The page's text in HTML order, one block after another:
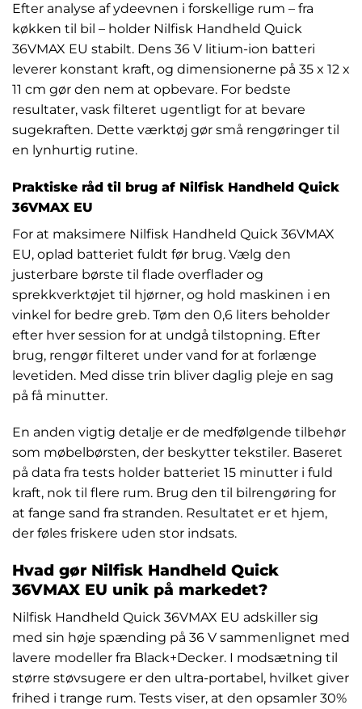
Efter analyse af ydeevnen i forskellige rum – fra
køkken til bil – holder Nilfisk Handheld Quick
36VMAX EU stabilt. Dens 36 V litium-ion batteri
leverer konstant kraft, og dimensionerne på 35 x 12 x
11 cm gør den nem at opbevare. For bedste
resultater, vask filteret ugentligt for at bevare
sugekraften. Dette værktøj gør små rengøringer til
en lynhurtig rutine.
Praktiske råd til brug af Nilfisk Handheld Quick
36VMAX EU
For at maksimere Nilfisk Handheld Quick 36VMAX
EU, oplad batteriet fuldt før brug. Vælg den
justerbare børste til flade overflader og
sprekkverktøjet til hjørner, og hold maskinen i en
vinkel for bedre greb. Tøm den 0,6 liters beholder
efter hver session for at undgå tilstopning. Efter
brug, rengør filteret under vand for at forlænge
levetiden. Med disse trin bliver daglig pleje en sag
på få minutter.
En anden vigtig detalje er de medfølgende tilbehør
som møbelbørsten, der beskytter tekstiler. Baseret
på data fra tests holder batteriet 15 minutter i fuld
kraft, nok til flere rum. Brug den til bilrengøring for
at fange sand fra stranden. Resultatet er et hjem,
der føles friskere uden stor indsats.
Hvad gør Nilfisk Handheld Quick
36VMAX EU unik på markedet?
Nilfisk Handheld Quick 36VMAX EU adskiller sig
med sin høje spænding på 36 V sammenlignet med
lavere modeller fra Black+Decker. I modsætning til
større støvsugere er den ultra-portabel, hvilket giver
frihed i trange rum. Tests viser, at den opsamler 30%